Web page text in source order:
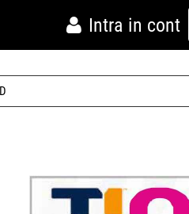
Intra in cont